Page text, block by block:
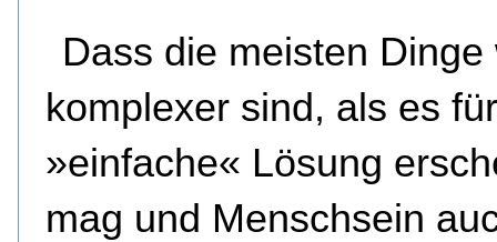
Dass die meisten Dinge
komplexer sind, als es
»einfache« Lösung
mag und Menschsein